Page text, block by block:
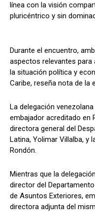
línea con la visión
pluricéntrico y sin
Durante el encuentro,
aspectos relevantes
la situación política y
Caribe, reseña nota de la
La delegación
embajador acreditado en
directora general del
Latina, Yolimar Villalba, y
Rondón.
Mientras que la
director del
de Asuntos Exteriores,
directora adjunta del